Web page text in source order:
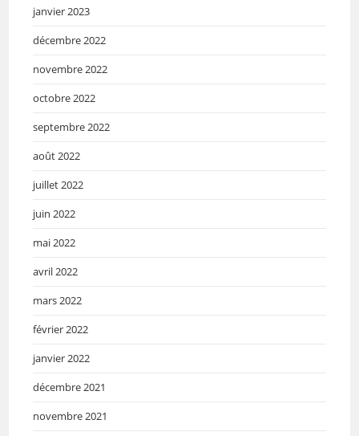
janvier 2023
décembre 2022
novembre 2022
octobre 2022
septembre 2022
août 2022
juillet 2022
juin 2022
mai 2022
avril 2022
mars 2022
février 2022
janvier 2022
décembre 2021
novembre 2021